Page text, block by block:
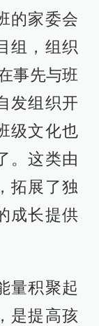
的家委会
组，组织
事先与班
发组织开
级文化也
。这类由
拓展了独
成长提供
量积聚起
是提高孩